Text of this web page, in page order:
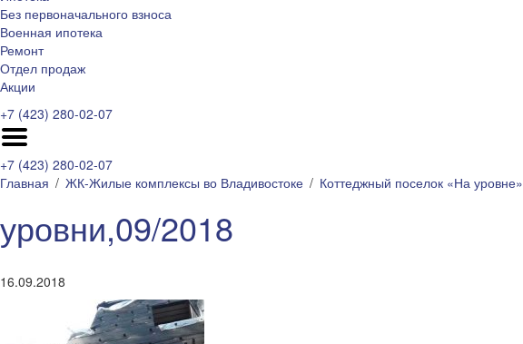
Без первоначального взноса
Военная ипотека
Ремонт
Отдел продаж
Акции
+7 (423) 280-02-07
+7 (423) 280-02-07
Главная
ЖК-Жилые комплексы во Владивостоке Коттеджный поселок «На уровне»
уровни,09/2018
16.09.2018